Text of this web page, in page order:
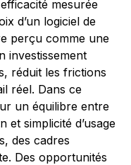
mesurée
d’un logiciel de
perçu comme une
investissement
réduit les frictions
réel. Dans ce
un équilibre entre
et simplicité d’usage
des cadres
Des opportunités